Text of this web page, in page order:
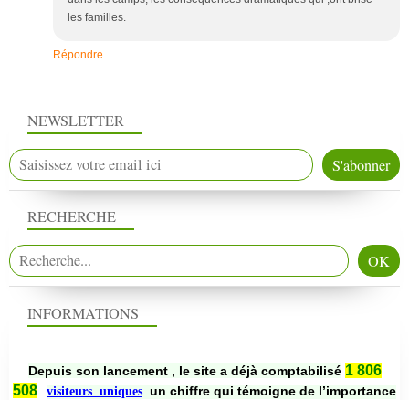
les familles.
Répondre
NEWSLETTER
RECHERCHE
INFORMATIONS
Depuis son lancement , le site a déjà comptabilisé 1 806
508
visiteurs uniques un chiffre qui témoigne de l’importance